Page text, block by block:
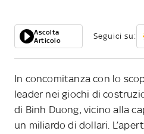
Ascolta
Articolo
Seguici su:
In concomitanza con lo
leader nei giochi di
di Binh Duong, vicino alla
un miliardo di dollari.